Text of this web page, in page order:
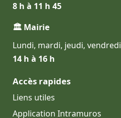
8 h à 11 h 45
🏛 Mairie
Lundi, mardi, jeudi, vendredi
14 h à 16 h
Accès rapides
Liens utiles
Application Intramuros